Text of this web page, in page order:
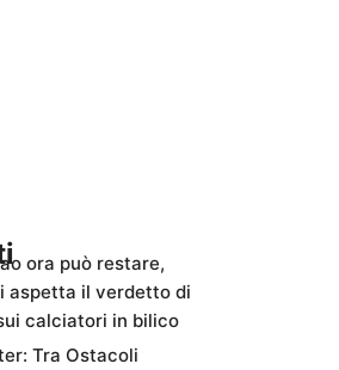
ora può restare,
aspetta il verdetto di
calciatori in bilico
Tra Ostacoli